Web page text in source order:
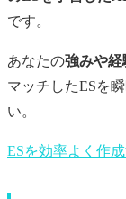
です。
あなたの強みや経
マッチしたESを
い。
ESを効率よく作成